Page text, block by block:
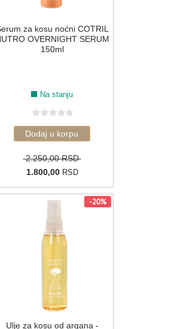
za kosu noćni COTRIL
OVERNIGHT SERUM
150ml
Na stanju
2.250,00 RSD
1.800,00RSD
-20%
Ulje za kosu od argana -